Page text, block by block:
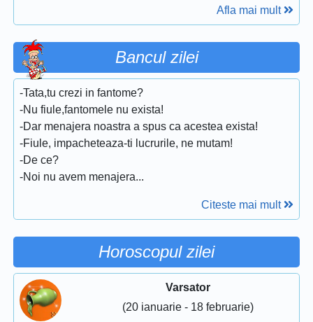
Afla mai mult
Bancul zilei
-Tata,tu crezi in fantome?
-Nu fiule,fantomele nu exista!
-Dar menajera noastra a spus ca acestea exista!
-Fiule, impacheteaza-ti lucrurile, ne mutam!
-De ce?
-Noi nu avem menajera...
Citeste mai mult
Horoscopul zilei
Varsator
(20 ianuarie - 18 februarie)